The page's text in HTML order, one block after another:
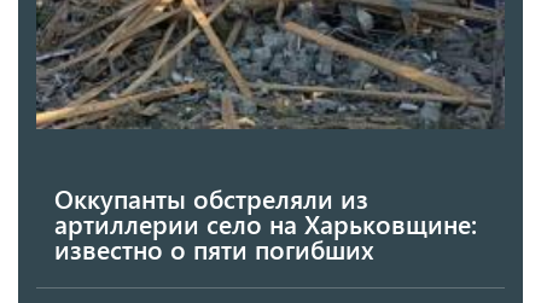
Оккупанты обстреляли из
артиллерии село на Харьковщине:
известно о пяти погибших